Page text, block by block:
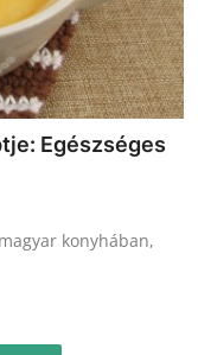
Egészséges
konyhában,